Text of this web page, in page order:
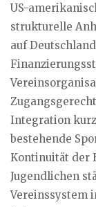
US-
strukturelle
auf
Integration
bestehende
Kontinuität der
Jugendlichen
Vereinssystem